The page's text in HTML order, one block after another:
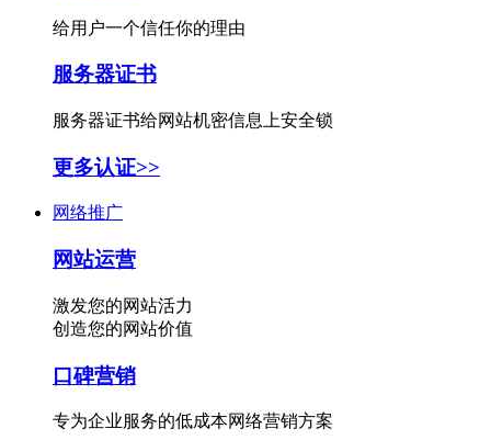
给用户一个信任你的理由
服务器证书
服务器证书给网站机密信息上安全锁
更多认证>>
网络推广
网站运营
激发您的网站活力
创造您的网站价值
口碑营销
专为企业服务的低成本网络营销方案